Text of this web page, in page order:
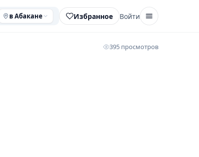
в Абакане Избранное Войти
395 просмотров